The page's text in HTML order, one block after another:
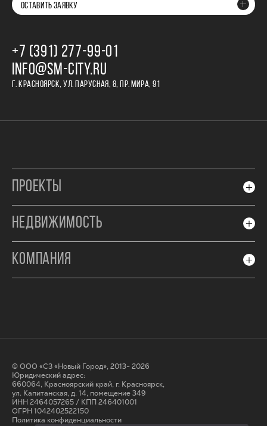
ОСТАВИТЬ ЗАЯВКУ
+7 (391) 277‒99‒01
INFO@SM-CITY.RU
Г. КРАСНОЯРСК, УЛ. ПАРУСНАЯ, 8, ПР. МИРА, 91
ПРОЕКТЫ
НЕДВИЖИМОСТЬ
КОМПАНИЯ
© ООО «СЗ «Новый Город», 2013- 2026
Юридический адрес:
660064, Красноярский край, г. Красноярск,
ул. Капитанская, д. 14, помещение 349
ИНН 2464057265 / КПП 246401001
ОГРН 1042402522150
Политика конфиденциальности